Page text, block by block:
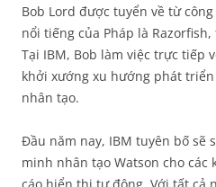
Bob Lord được tuyển về từ
nổi tiếng của Pháp là
Tại IBM, Bob làm việc trực tiếp
khởi xướng xu hướng phát
nhân tạo.
Đầu năm nay, IBM tuyên bố sẽ
minh nhân tạo Watson cho các